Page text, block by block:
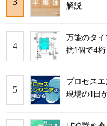
解説
万能のタ
抗1個で4
プロセスエ
現場の1日